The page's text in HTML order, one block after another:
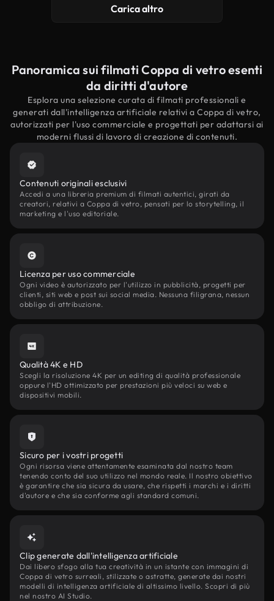
Carica altro
Panoramica sui filmati Coppa di vetro esenti
da diritti d'autore
Esplora una selezione curata di filmati professionali e
generati dall'intelligenza artificiale relativi a Coppa di vetro,
autorizzati per l'uso commerciale e progettati per adattarsi ai
moderni flussi di lavoro di creazione di contenuti.
Contenuti originali esclusivi
Accedi a una libreria premium di filmati autentici, girati da
creatori, relativi a Coppa di vetro, pensati per lo storytelling, il
marketing e l'uso editoriale.
Licenza per uso commerciale
Ogni video è autorizzato per l'utilizzo in pubblicità, progetti per
clienti, siti web e post sui social media. Nessuna filigrana, nessun
obbligo di attribuzione.
Qualità 4K e HD
Scegli la risoluzione 4K per un editing di qualità professionale
oppure l'HD ottimizzato per prestazioni più veloci su web e
dispositivi mobili.
Sicuro per i vostri progetti
Ogni risorsa viene attentamente esaminata dal nostro team
tenendo conto del suo utilizzo nel mondo reale. Il nostro obiettivo
è garantire che sia sicura da usare, che rispetti i marchi e i diritti
d'autore e che sia conforme agli standard comuni.
Clip generate dall'intelligenza artificiale
Dai libero sfogo alla tua creatività in un istante con immagini di
Coppa di vetro surreali, stilizzate o astratte, generate dai nostri
modelli di intelligenza artificiale di altissimo livello. Scopri di più
nel nostro AI Studio.